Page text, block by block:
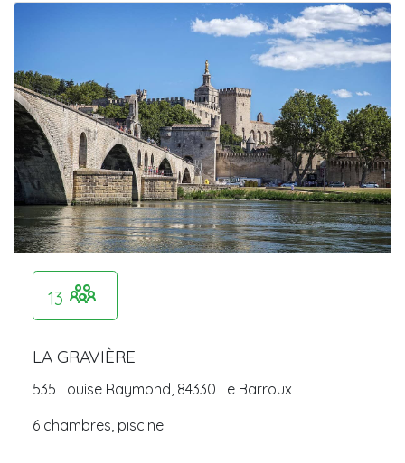
13
LA GRAVIÈRE
535 Louise Raymond, 84330 Le Barroux
6 chambres, piscine